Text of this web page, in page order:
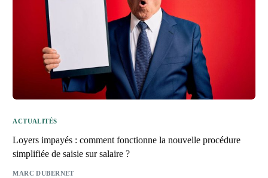
ACTUALITÉS
Loyers impayés : comment fonctionne la nouvelle procédure
simplifiée de saisie sur salaire ?
MARC DUBERNET